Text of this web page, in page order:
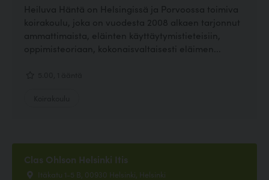
Heiluva Häntä on Helsingissä ja Porvoossa toimiva
koirakoulu, joka on vuodesta 2008 alkaen tarjonnut
ammattimaista, eläinten käyttäytymistieteisiin,
oppimisteoriaan, kokonaisvaltaisesti eläimen...
Clas Ohlson Helsinki Itis
Itäkatu 1-5 B, 00930 Helsinki, Helsinki